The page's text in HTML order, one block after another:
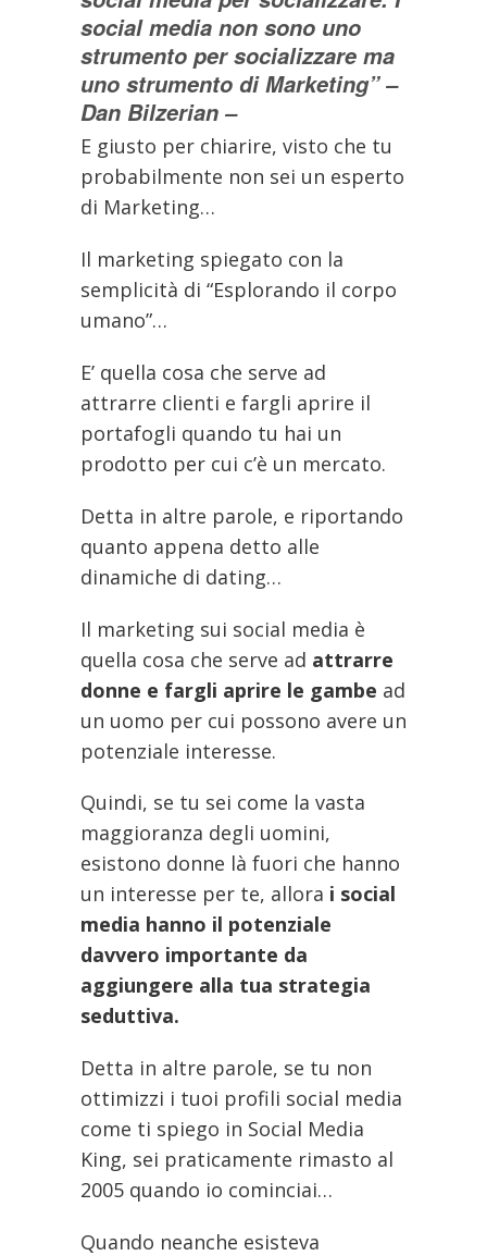
social media non sono uno
strumento per socializzare ma
uno strumento di Marketing” –
Dan Bilzerian –
E giusto per chiarire, visto che tu
probabilmente non sei un esperto
di Marketing…
Il marketing spiegato con la
semplicità di “Esplorando il corpo
umano”…
E’ quella cosa che serve ad
attrarre clienti e fargli aprire il
portafogli quando tu hai un
prodotto per cui c’è un mercato.
Detta in altre parole, e riportando
quanto appena detto alle
dinamiche di dating…
Il marketing sui social media è
quella cosa che serve ad attrarre
donne e fargli aprire le gambe ad
un uomo per cui possono avere un
potenziale interesse.
Quindi, se tu sei come la vasta
maggioranza degli uomini,
esistono donne là fuori che hanno
un interesse per te, allora i social
media hanno il potenziale
davvero importante da
aggiungere alla tua strategia
seduttiva.
Detta in altre parole, se tu non
ottimizzi i tuoi profili social media
come ti spiego in Social Media
King, sei praticamente rimasto al
2005 quando io cominciai…
Quando neanche esisteva